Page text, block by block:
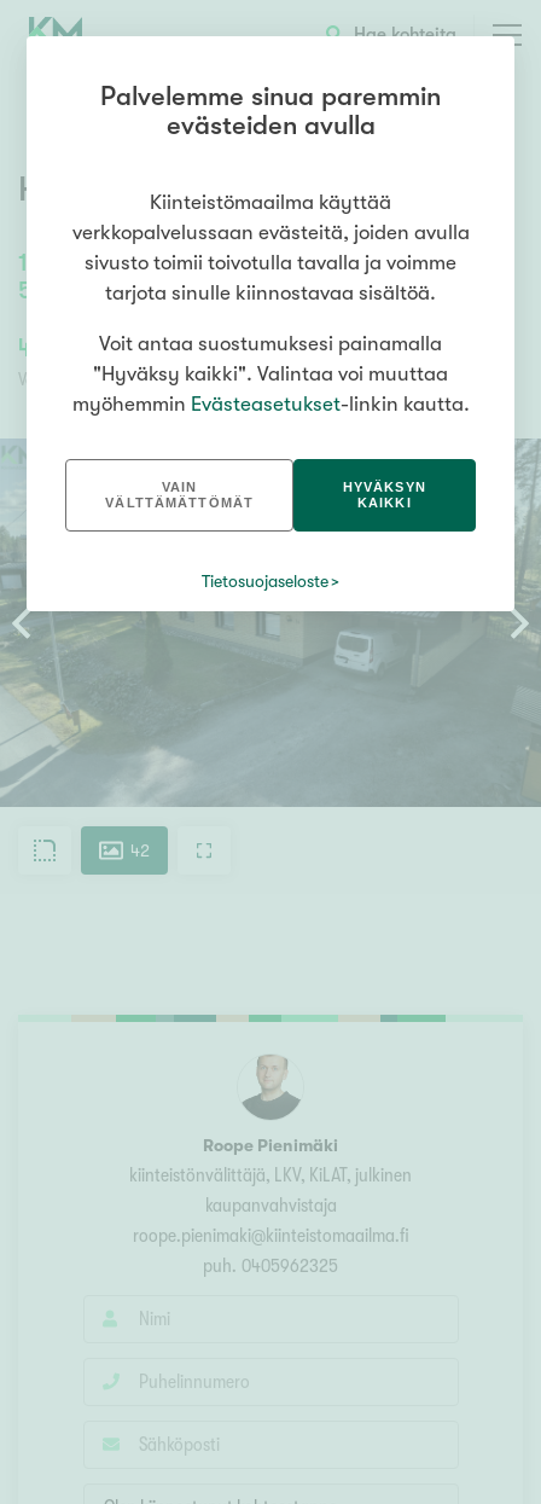
Hae kohteita
116,5
m²
5h, k, kph, s, wc, lämmin varastohuone
Honkatie 14,Jyrä,Kurikka
44 900,00 €
Velaton hinta
44 900,00 €
Myyntihinta
42
Roope Pienimäki
kiinteistönvälittäjä, LKV, KiLAT, julkinen
kaupanvahvistaja
roope.pienimaki@kiinteistomaailma.fi
puh. 0405962325
Palvelemme sinua paremmin
evästeiden avulla
Kiinteistömaailma käyttää
verkkopalvelussaan evästeitä, joiden avulla
sivusto toimii toivotulla tavalla ja voimme
tarjota sinulle kiinnostavaa sisältöä.
Voit antaa suostumuksesi painamalla
"Hyväksy kaikki". Valintaa voi muuttaa
myöhemmin Evästeasetukset-linkin kautta.
VAIN
VÄLTTÄMÄTTÖMÄT
HYVÄKSYN
KAIKKI
Tietosuojaseloste